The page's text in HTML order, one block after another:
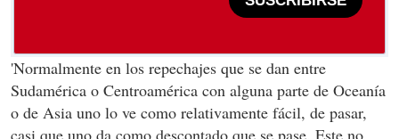
'Normalmente en los repechajes que se dan entre
Sudamérica o Centroamérica con alguna parte de Oceanía
o de Asia uno lo ve como relativamente fácil, de pasar,